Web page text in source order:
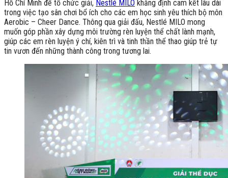
Hồ Chí Minh để tổ chức giải, Nestlé MILO khẳng định cam kết lâu dài
trong việc tạo sân chơi bổ ích cho các em học sinh yêu thích bộ môn
Aerobic – Cheer Dance. Thông qua giải đấu, Nestlé MILO mong
muốn góp phần xây dựng môi trường rèn luyện thể chất lành mạnh,
giúp các em rèn luyện ý chí, kiên trì và tinh thần thể thao giúp trẻ tự
tin vươn đến những thành công trong tương lai.